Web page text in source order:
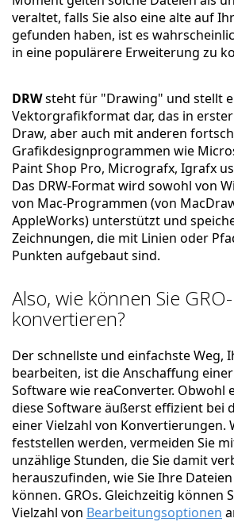
veraltet, falls Sie also eine alte auf
gefunden haben, ist es
in eine populärere Erweiterung zu
DRWsteht für "Drawing" und stellt
Vektorgrafikformat dar, das in
Draw, aber auch mit anderen
Grafikdesignprogrammen wie
Paint Shop Pro, Micrografx, Igrafx
Das DRW-Format wird sowohl von
von Mac-Programmen (von
AppleWorks) unterstützt und
Zeichnungen, die mit Linien oder
Punkten aufgebaut sind.
Also, wie können Sie
konvertieren?
Der schnellste und einfachste Weg,
bearbeiten, ist die Anschaffung
Software wie reaConverter. Obwohl
diese Software äußerst effizient bei
einer Vielzahl von Konvertierungen.
feststellen werden, vermeiden Sie
unzählige Stunden, die Sie damit
herauszufinden, wie Sie Ihre
können. GROs. Gleichzeitig können
Vielzahl von Bearbeitungsoptionen